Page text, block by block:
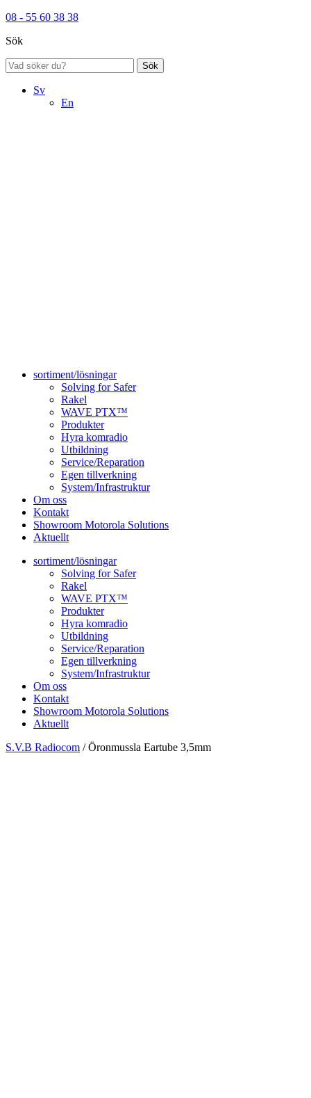
08 - 55 60 38 38
Sök
Sök
Sv
En
sortiment/lösningar
Solving for Safer
Rakel
WAVE PTX™
Produkter
Hyra komradio
Utbildning
Service/Reparation
Egen tillverkning
System/Infrastruktur
Om oss
Kontakt
Showroom Motorola Solutions
Aktuellt
sortiment/lösningar
Solving for Safer
Rakel
WAVE PTX™
Produkter
Hyra komradio
Utbildning
Service/Reparation
Egen tillverkning
System/Infrastruktur
Om oss
Kontakt
Showroom Motorola Solutions
Aktuellt
S.V.B Radiocom / Öronmussla Eartube 3,5mm